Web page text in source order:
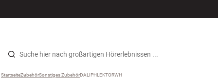
Zum Inhalt wechseln
Lautsprecher
Startseite ›
Zubehör ›
Sonstiges Zubehör ›
DALIPHLEKTORWH